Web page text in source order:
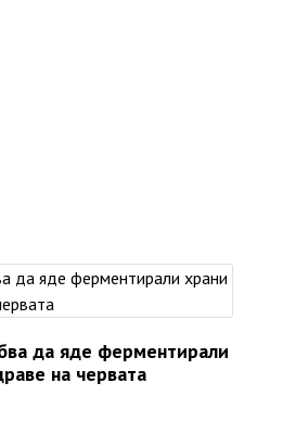
да яде ферментирали
на червата